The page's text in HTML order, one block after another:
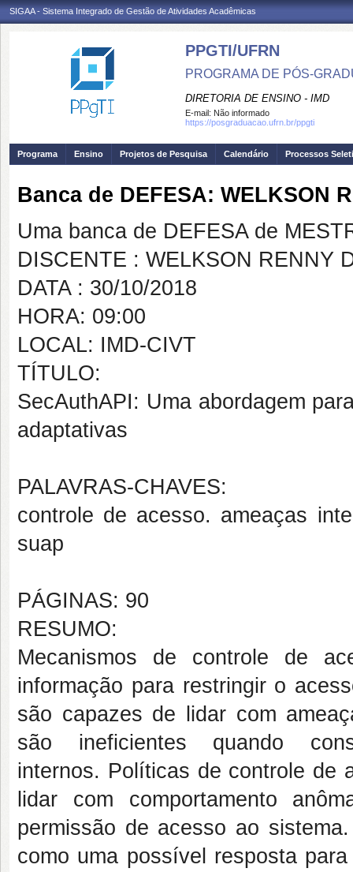
SIGAA - Sistema Integrado de Gestão de Atividades Acadêmicas
PPGTI/UFRN
PROGRAMA DE PÓS-
DIRETORIA DE ENSINO - IMD
E-mail: Não informado
https://posgraduacao.ufrn.br/ppgti
Programa Ensino Projetos de Pesquisa Calendário Processos
Banca de DEFESA: WELKSON
Uma banca de DEFESA de
DISCENTE : WELKSON RENNY
DATA : 30/10/2018
HORA: 09:00
LOCAL: IMD-CIVT
TÍTULO:
SecAuthAPI: Uma abordagem
adaptativas
PALAVRAS-CHAVES:
controle de acesso. ameaças
suap
PÁGINAS: 90
RESUMO:
Mecanismos de controle de
informação para restringir o
são capazes de lidar com
são ineficientes quando
internos. Políticas de controle de
lidar com comportamento
permissão de acesso ao
como uma possível resposta